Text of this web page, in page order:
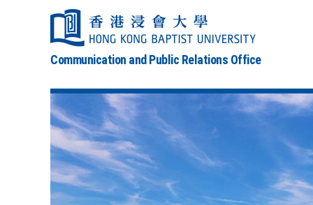
Communication and Public Relations Office